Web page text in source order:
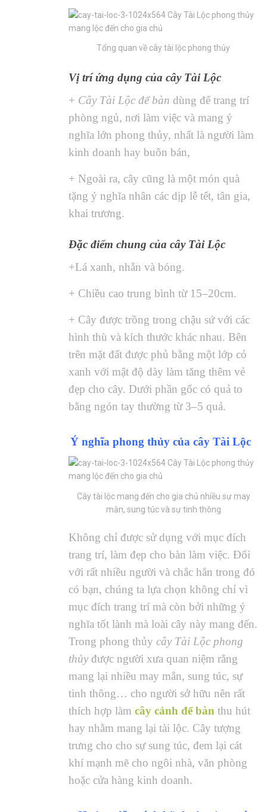
Tổng quan về cây tài lộc phong thủy
Vị trí ứng dụng của cây Tài Lộc
+ Cây Tài Lộc để bàn dùng để trang trí
phòng ngủ, nơi làm việc và mang ý
nghĩa lớn phong thủy, nhất là người làm
kinh doanh hay buôn bán,
+ Ngoài ra, cây cũng là một món quà
tặng ý nghĩa nhân các dịp lễ tết, tân gia,
khai trương.
Đặc điểm chung của cây Tài Lộc
+Lá xanh, nhẵn và bóng.
+ Chiều cao trung bình từ 15–20cm.
+ Cây được trồng trong chậu sứ với các
hình thù và kích thước khác nhau. Bên
trên mặt đất được phủ bằng một lớp cỏ
xanh với mật độ dày làm tăng thêm vẻ
đẹp cho cây. Dưới phần gốc có quả to
bằng ngón tay thường từ 3–5 quả.
Ý nghĩa phong thủy của cây Tài Lộc
Cây tài lộc mang đến cho gia chủ nhiều sự may
mắn, sung túc và sự tinh thông
Không chỉ được sử dụng với mục đích
trang trí, làm đẹp cho bàn làm việc. Đối
với rất nhiều người và chắc hẳn trong đó
có bạn, chúng ta lựa chọn không chỉ vì
mục đích trang trí mà còn bởi những ý
nghĩa tốt lành mà loài cây này mang đến.
Trong phong thủy cây Tài Lộc phong
thủyđược người xưa quan niệm rằng
mang lại nhiều may mắn, sung túc, sự
tinh thông… cho người sở hữu nên rất
thích hợp làm cây cảnh để bàn thu hút
hay nhằm mang lại tài lộc. Cây tượng
trưng cho cho sự sung túc, đem lại cát
khí mạnh mẽ cho ngôi nhà, văn phòng
hoặc cửa hàng kinh doanh.